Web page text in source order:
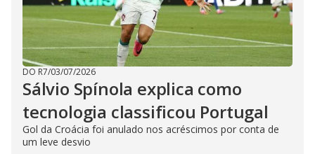
DO R7/03/07/2026
Sálvio Spínola explica como
tecnologia classificou Portugal
Gol da Croácia foi anulado nos acréscimos por conta de
um leve desvio